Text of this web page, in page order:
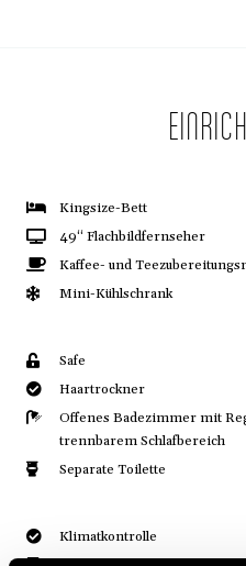
Kingsize-Bett
49“ Flachbildfernseher
Kaffee- und
Mini-Kühlschrank
Safe
Haartrockner
Offenes Badezimmer mit
trennbarem Schlafbereich
Separate Toilette
Klimatkontrolle